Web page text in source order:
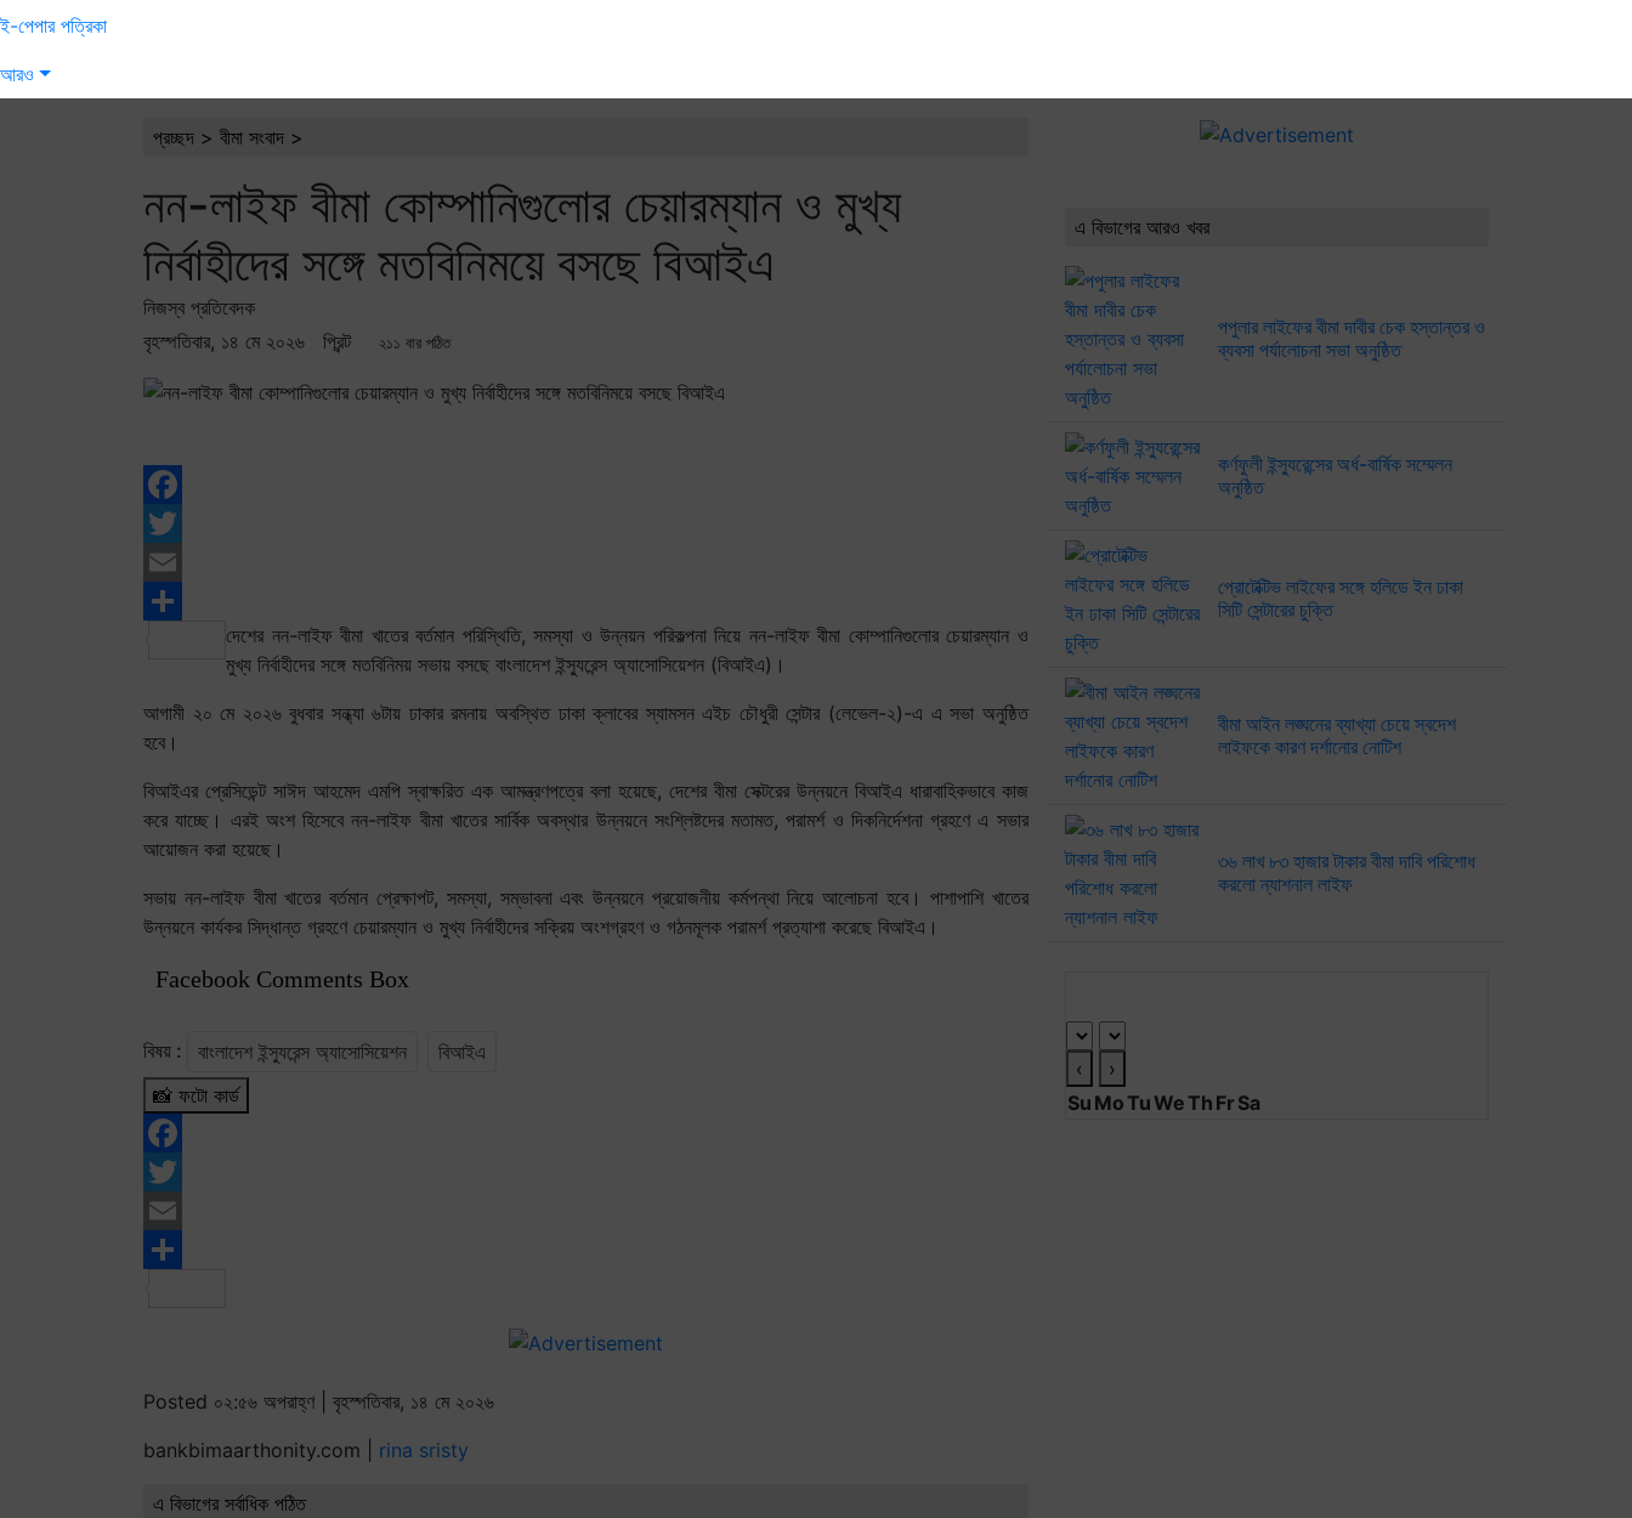
ই-পেপার পত্রিকা
আরও
প্রচ্ছদ > বীমা সংবাদ >
নন-লাইফ বীমা কোম্পানিগুলোর চেয়ারম্যান ও মুখ্য
নির্বাহীদের সঙ্গে মতবিনিময়ে বসছে বিআইএ
নিজস্ব প্রতিবেদক
বৃহস্পতিবার, ১৪ মে ২০২৬ প্রিন্ট ২১১ বার পঠিত
Facebook
Twitter
Email
Share
দেশের নন-লাইফ বীমা খাতের বর্তমান পরিস্থিতি, সমস্যা ও উন্নয়ন পরিকল্পনা নিয়ে নন-লাইফ বীমা কোম্পানিগুলোর চেয়ারম্যান ও
মুখ্য নির্বাহীদের সঙ্গে মতবিনিময় সভায় বসছে বাংলাদেশ ইন্স্যুরেন্স অ্যাসোসিয়েশন (বিআইএ)।
আগামী ২০ মে ২০২৬ বুধবার সন্ধ্যা ৬টায় ঢাকার রমনায় অবস্থিত ঢাকা ক্লাবের স্যামসন এইচ চৌধুরী সেন্টার (লেভেল-২)-এ এ সভা অনুষ্ঠিত
হবে।
বিআইএর প্রেসিডেন্ট সাঈদ আহমেদ এমপি স্বাক্ষরিত এক আমন্ত্রণপত্রে বলা হয়েছে, দেশের বীমা সেক্টরের উন্নয়নে বিআইএ ধারাবাহিকভাবে কাজ
করে যাচ্ছে। এরই অংশ হিসেবে নন-লাইফ বীমা খাতের সার্বিক অবস্থার উন্নয়নে সংশ্লিষ্টদের মতামত, পরামর্শ ও দিকনির্দেশনা গ্রহণে এ সভার
আয়োজন করা হয়েছে।
সভায় নন-লাইফ বীমা খাতের বর্তমান প্রেক্ষাপট, সমস্যা, সম্ভাবনা এবং উন্নয়নে প্রয়োজনীয় কর্মপন্থা নিয়ে আলোচনা হবে। পাশাপাশি খাতের
উন্নয়নে কার্যকর সিদ্ধান্ত গ্রহণে চেয়ারম্যান ও মুখ্য নির্বাহীদের সক্রিয় অংশগ্রহণ ও গঠনমূলক পরামর্শ প্রত্যাশা করেছে বিআইএ।
Facebook Comments Box
বিষয় : বাংলাদেশ ইন্স্যুরেন্স অ্যাসোসিয়েশন
বিআইএ
📸 ফটো কার্ড
Facebook
Twitter
Email
Posted ০২:৫৬ অপরাহ্ণ | বৃহস্পতিবার, ১৪ মে ২০২৬
bankbimaarthonity.com | rina sristy
এ বিভাগের সর্বাধিক পঠিত
এ বিভাগের আরও খবর
পপুলার লাইফের বীমা দাবীর চেক হস্তান্তর ও
ব্যবসা পর্যালোচনা সভা অনুষ্ঠিত
কর্ণফুলী ইন্স্যুরেন্সের অর্ধ-বার্ষিক সম্মেলন
অনুষ্ঠিত
প্রোটেক্টিভ লাইফের সঙ্গে হলিডে ইন ঢাকা
সিটি সেন্টারের চুক্তি
বীমা আইন লঙ্ঘনের ব্যাখ্যা চেয়ে স্বদেশ
লাইফকে কারণ দর্শানোর নোটিশ
৩৬ লাখ ৮৩ হাজার টাকার বীমা দাবি পরিশোধ
করলো ন্যাশনাল লাইফ
‹
›
Su MoTuWeTh Fr Sa